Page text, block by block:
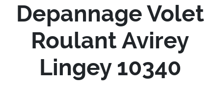
Depannage Volet
Roulant Avirey
Lingey 10340